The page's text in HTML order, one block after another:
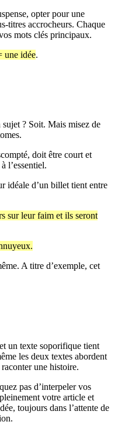
opter pour une
titres accrocheurs. Chaque
mots clés principaux.
une idée.
? Soit. Mais misez de
doit être court et
l’essentiel.
idéale d’un billet tient entre
sur leur faim et ils seront
A titre d’exemple, cet
un texte soporifique tient
les deux textes abordent
une histoire.
pas d’interpeler vos
votre article et
toujours dans l’attente de